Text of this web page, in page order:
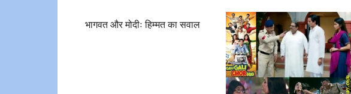
भागवत और मोदीः हिम्मत का सवाल